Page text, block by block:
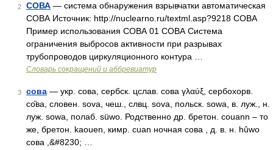
2 СОВА — система обнаружения взрывчатки автоматическая
СОВА Источник: http://nuclearno.ru/textml.asp?9218 СОВА
Пример использования СОВА 01 СОВА Система
ограничения выбросов активности при разрывах
трубопроводов циркуляционного контура …
Словарь сокращений и аббревиатур
3 сова — укр. сова, сербск. цслав. сова γλαύξ, сербохорв.
со̏ва, словен. sova, чеш., слвц. sоvа, польск. sоwа, в. луж., н.
луж. sоwа, полаб. süwo. Родственно др. бретон. соuаnn – то
же, бретон. kаоuеn, кимр. сuаn ночная сова , д. в. н. hûwо
сова ,&#8230; …